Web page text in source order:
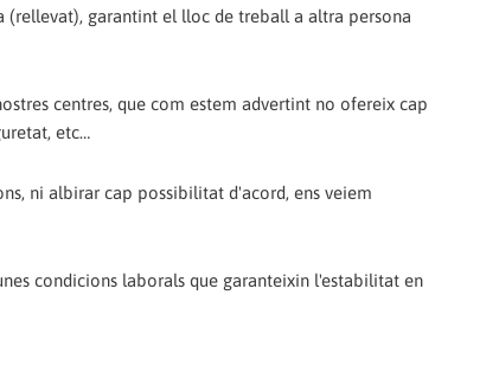
garantint el lloc de treball a altra persona
centres, que com estem advertint no ofereix cap
etc…
ni albirar cap possibilitat d'acord, ens veiem
condicions laborals que garanteixin l'estabilitat en